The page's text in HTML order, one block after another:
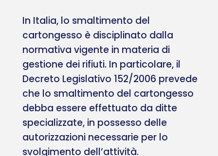
In Italia, lo smaltimento del
cartongesso è disciplinato dalla
normativa vigente in materia di
gestione dei rifiuti. In particolare, il
Decreto Legislativo 152/2006 prevede
che lo smaltimento del cartongesso
debba essere effettuato da ditte
specializzate, in possesso delle
autorizzazioni necessarie per lo
svolgimento dell’attività.